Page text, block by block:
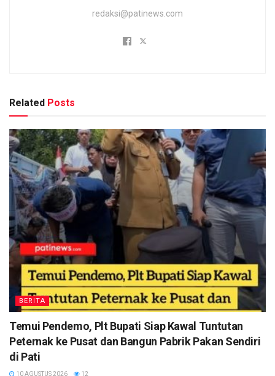
redaksi@patinews.com
Related Posts
BERITA
Temui Pendemo, Plt Bupati Siap Kawal Tuntutan
Peternak ke Pusat dan Bangun Pabrik Pakan Sendiri
di Pati
10 AGUSTUS 2026 12